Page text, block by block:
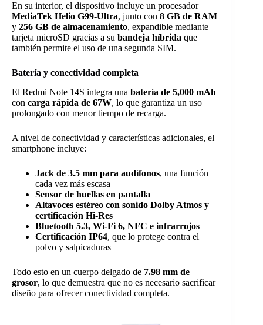
En su interior, el dispositivo incluye un procesador
MediaTek Helio G99-Ultra, junto con 8 GB de RAM
y 256 GB de almacenamiento, expandible mediante
tarjeta microSD gracias a su bandeja híbrida que
también permite el uso de una segunda SIM.
Batería y conectividad completa
El Redmi Note 14S integra una batería de 5,000 mAh
con carga rápida de 67W, lo que garantiza un uso
prolongado con menor tiempo de recarga.
A nivel de conectividad y características adicionales, el
smartphone incluye:
Jack de 3.5 mm para audífonos, una función
cada vez más escasa
Sensor de huellas en pantalla
Altavoces estéreo con sonido Dolby Atmos y
certificación Hi-Res
Bluetooth 5.3, Wi-Fi 6, NFC e infrarrojos
Certificación IP64, que lo protege contra el
polvo y salpicaduras
Todo esto en un cuerpo delgado de 7.98 mm de
grosor, lo que demuestra que no es necesario sacrificar
diseño para ofrecer conectividad completa.